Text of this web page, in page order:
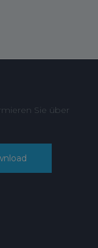
Sie über